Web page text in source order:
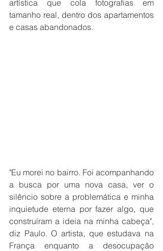
artística que cola fotografias em
tamanho real, dentro dos apartamentos
e casas abandonados.
"Eu morei no bairro. Foi acompanhando
a busca por uma nova casa, ver o
silêncio sobre a problemática e minha
inquietude eterna por fazer algo, que
construíram a ideia na minha cabeça",
diz Paulo. O artista, que estudava na
França enquanto a desocupação